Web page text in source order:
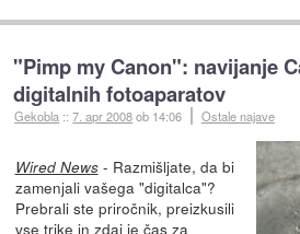
"Pimp my Canon": navijanje
digitalnih fotoaparatov
Gekobla ::7. apr 2008ob 14:06 Ostale najave
Wired News- Razmišljate, da bi
zamenjali vašega "digitalca"?
Prebrali ste priročnik, preizkusili
vse trike in zdaj je čas za